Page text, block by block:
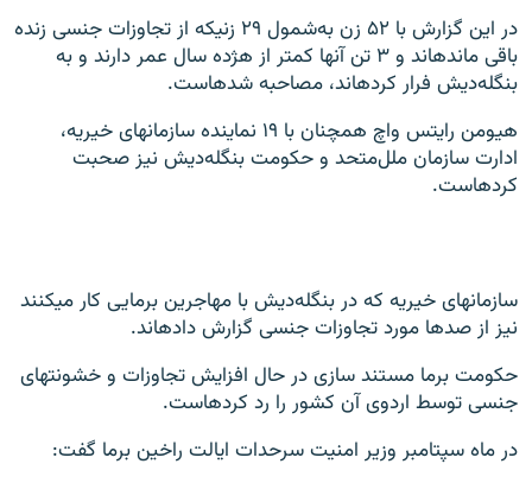
در این گزارش با ۵۲ زن به‌شمول ۲۹ زنی‎که از تجاوزات جنسی زنده
باقی مانده‎اند و ۳ تن آن‎ها کمتر از هژده سال عمر دارند و به
بنگله‌دیش فرار کرده‎اند، مصاحبه شده‎است.
هیومن رایتس واچ همچنان با ۱۹ نماینده سازمان‎های خیریه،
ادارت سازمان ملل‌متحد و حکومت بنگله‌دیش نیز صحبت
کرده‎است.
سازمان‎های خیریه که در بنگله‌دیش با مهاجرین برمایی کار می‎کنند
نیز از صدها مورد تجاوزات جنسی گزارش داده‎اند.
حکومت برما مستند سازی در حال افزایش تجاوزات و خشونت‎های
جنسی توسط اردوی آن کشور را رد کرده‎است.
در ماه سپتامبر وزیر امنیت سرحدات ایالت راخین برما گفت: